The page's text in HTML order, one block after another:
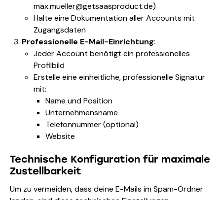
max.mueller@getsaasproduct.de)
Halte eine Dokumentation aller Accounts mit
Zugangsdaten
Professionelle E-Mail-Einrichtung:
Jeder Account benötigt ein professionelles
Profilbild
Erstelle eine einheitliche, professionelle Signatur
mit:
Name und Position
Unternehmensname
Telefonnummer (optional)
Website
Technische Konfiguration für maximale
Zustellbarkeit
Um zu vermeiden, dass deine E-Mails im Spam-Ordner